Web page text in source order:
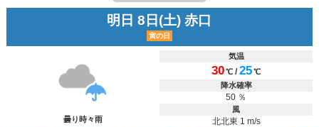
明日 8日(土) 赤口
寅の日
曇り時々雨
気温
30℃ /25℃
降水確率
50 ％
風
北北東 1 m/s